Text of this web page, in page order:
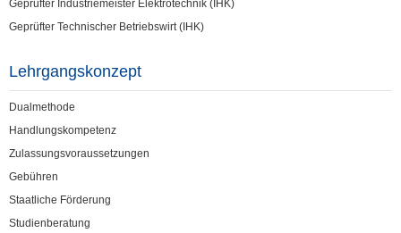
Geprüfter Industriemeister Elektrotechnik (IHK)
Geprüfter Technischer Betriebswirt (IHK)
Lehrgangskonzept
Dualmethode
Handlungskompetenz
Zulassungsvoraussetzungen
Gebühren
Staatliche Förderung
Studienberatung